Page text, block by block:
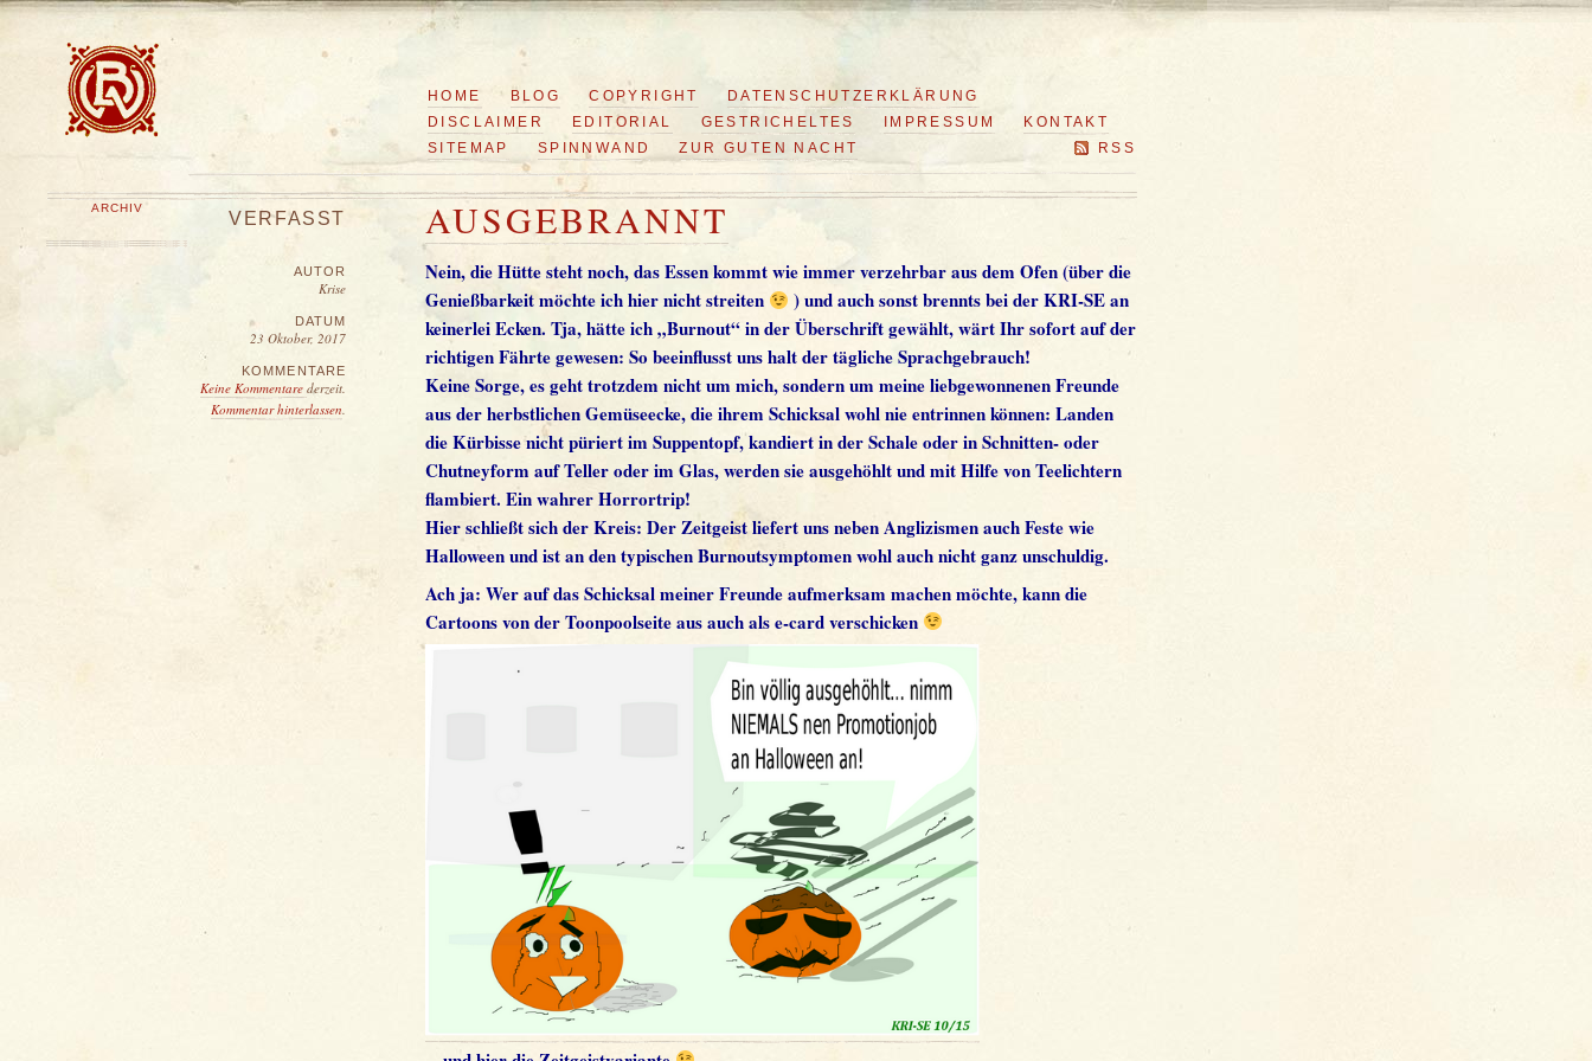
HOME BLOG COPYRIGHT
DATENSCHUTZERKLÄRUNG
DISCLAIMER
EDITORIAL GESTRICHELTES IMPRESSUM
KONTAKT
SITEMAP
SPINNWAND ZUR GUTEN NACHT RSS
ARCHIV
VERFASST
AUTOR
Krise
DATUM
23 Oktober, 2017
KOMMENTARE
Keine Kommentare derzeit.
Kommentar hinterlassen.
AUSGEBRANNT
Nein, die Hütte steht noch, das Essen kommt wie immer verzehrbar aus dem Ofen (über die
Genießbarkeit möchte ich hier nicht streiten
) und auch sonst brennts bei der KRI-SE an
keinerlei Ecken. Tja, hätte ich „Burnout“ in der Überschrift gewählt, wärt Ihr sofort auf der
richtigen Fährte gewesen: So beeinflusst uns halt der tägliche Sprachgebrauch!
Keine Sorge, es geht trotzdem nicht um mich, sondern um meine liebgewonnenen Freunde
aus der herbstlichen Gemüseecke, die ihrem Schicksal wohl nie entrinnen können: Landen
die Kürbisse nicht püriert im Suppentopf, kandiert in der Schale oder in Schnitten- oder
Chutneyform auf Teller oder im Glas, werden sie ausgehöhlt und mit Hilfe von Teelichtern
flambiert. Ein wahrer Horrortrip!
Hier schließt sich der Kreis: Der Zeitgeist liefert uns neben Anglizismen auch Feste wie
Halloween und ist an den typischen Burnoutsymptomen wohl auch nicht ganz unschuldig.
Ach ja: Wer auf das Schicksal meiner Freunde aufmerksam machen möchte, kann die
Cartoons von der Toonpoolseite aus auch als e-card verschicken